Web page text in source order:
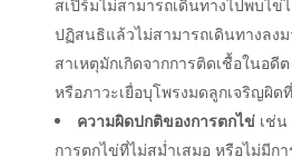
สเปิร์มไม่สามารถเดินทางไปพบไข่
ปฏิสนธิแล้วไม่สามารถเดินทางลง
สาเหตุมักเกิดจากการติดเชื้อในอดี
หรือภาวะเยื่อบุโพรงมดลูกเจริญผิดที่
ความผิดปกติของการตกไข่ เช่
การตกไข่ที่ไม่สม่ำเสมอ หรือไม่มีก